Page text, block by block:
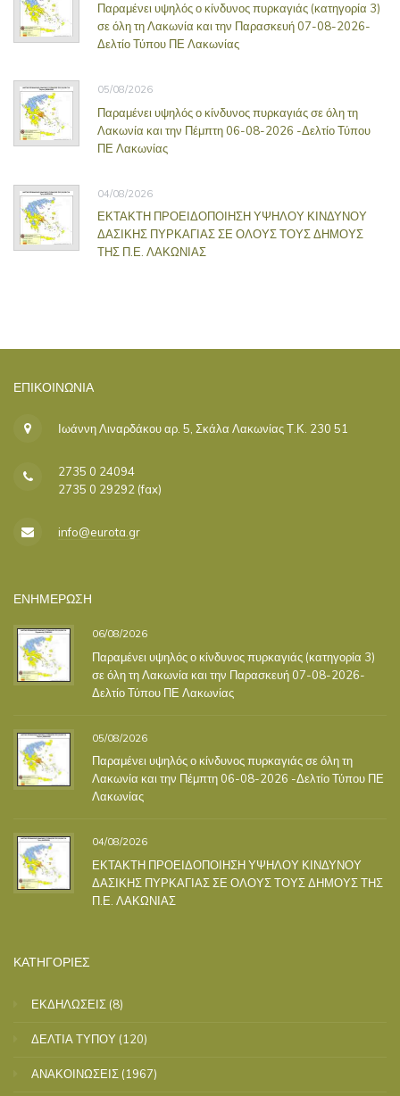
Παραμένει υψηλός ο κίνδυνος πυρκαγιάς (κατηγορία 3)
σε όλη τη Λακωνία και την Παρασκευή 07-08-2026-
Δελτίο Τύπου ΠΕ Λακωνίας
05/08/2026
Παραμένει υψηλός ο κίνδυνος πυρκαγιάς σε όλη τη
Λακωνία και την Πέμπτη 06-08-2026 -Δελτίο Τύπου
ΠΕ Λακωνίας
04/08/2026
ΕΚΤΑΚΤΗ ΠΡΟΕΙΔΟΠΟΙΗΣΗ ΥΨΗΛΟΥ ΚΙΝΔΥΝΟΥ
ΔΑΣΙΚΗΣ ΠΥΡΚΑΓΙΑΣ ΣΕ ΟΛΟΥΣ ΤΟΥΣ ΔΗΜΟΥΣ
ΤΗΣ Π.Ε. ΛΑΚΩΝΙΑΣ
ΕΠΙΚΟΙΝΩΝΊΑ
Ιωάννη Λιναρδάκου αρ. 5, Σκάλα Λακωνίας Τ.Κ. 230 51
2735 0 24094
2735 0 29292 (fax)
info@eurota.gr
ΕΝΗΜΕΡΩΣΗ
06/08/2026
Παραμένει υψηλός ο κίνδυνος πυρκαγιάς (κατηγορία 3)
σε όλη τη Λακωνία και την Παρασκευή 07-08-2026-
Δελτίο Τύπου ΠΕ Λακωνίας
05/08/2026
Παραμένει υψηλός ο κίνδυνος πυρκαγιάς σε όλη τη
Λακωνία και την Πέμπτη 06-08-2026 -Δελτίο Τύπου ΠΕ
Λακωνίας
04/08/2026
ΕΚΤΑΚΤΗ ΠΡΟΕΙΔΟΠΟΙΗΣΗ ΥΨΗΛΟΥ ΚΙΝΔΥΝΟΥ
ΔΑΣΙΚΗΣ ΠΥΡΚΑΓΙΑΣ ΣΕ ΟΛΟΥΣ ΤΟΥΣ ΔΗΜΟΥΣ ΤΗΣ
Π.Ε. ΛΑΚΩΝΙΑΣ
ΚΑΤΗΓΟΡΙΕΣ
ΕΚΔΗΛΩΣΕΙΣ (8)
ΔΕΛΤΙΑ ΤΥΠΟΥ (120)
ΑΝΑΚΟΙΝΩΣΕΙΣ (1967)